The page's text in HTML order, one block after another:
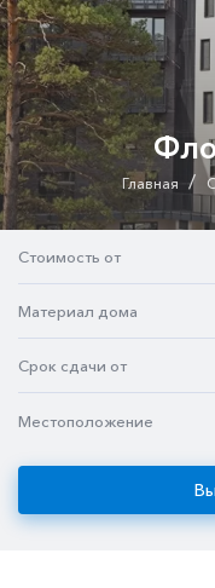
Главная /
Стоимость от
Материал дома
Срок сдачи от
Местоположение